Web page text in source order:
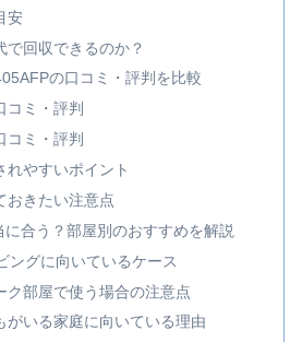
安
で回収できるのか？
の口コミ・評判を比較
コミ・評判
コミ・評判
れやすいポイント
おきたい注意点
合う？部屋別のおすすめを解説
ングに向いているケース
ク部屋で使う場合の注意点
がいる家庭に向いている理由